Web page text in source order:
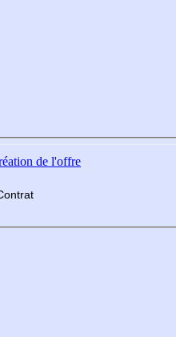
de l'offre